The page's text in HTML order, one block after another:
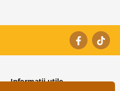
Informații utile